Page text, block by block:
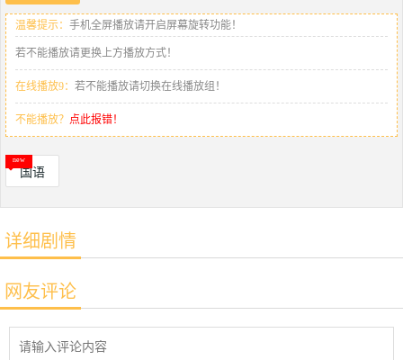
温馨提示： 手机全屏播放请开启屏幕旋转功能！
若不能播放请更换上方播放方式！
在线播放9： 若不能播放请切换在线播放组！
不能播放？ 点此报错！
国语
详细剧情
网友评论